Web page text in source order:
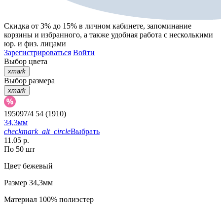
Скидка от 3% до 15% в личном кабинете, запоминание
корзины и избранного, а также удобная работа с несколькими
юр. и физ. лицами
Зарегистрироваться Войти
Выбор цвета
xmark
Выбор размера
xmark
195097/4 54 (1910)
34,3мм
checkmark_alt_circleВыбрать
11.05 р.
По 50 шт
Цвет бежевый
Размер 34,3мм
Материал 100% полиэстер